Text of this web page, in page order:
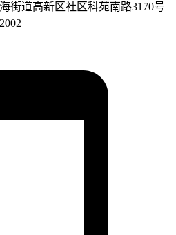
街道高新区社区科苑南路3170号